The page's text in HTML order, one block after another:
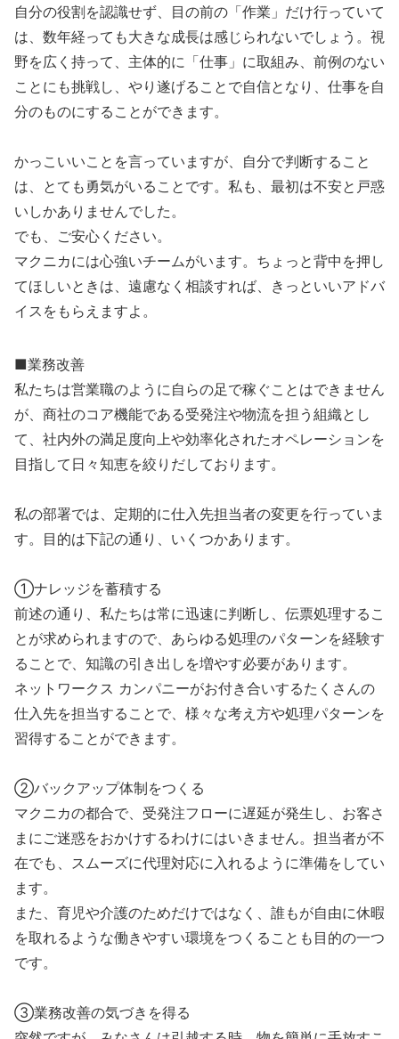
自分の役割を認識せず、目の前の「作業」だけ行っていて
は、数年経っても大きな成長は感じられないでしょう。視
野を広く持って、主体的に「仕事」に取組み、前例のない
ことにも挑戦し、やり遂げることで自信となり、仕事を自
分のものにすることができます。
かっこいいことを言っていますが、自分で判断すること
は、とても勇気がいることです。私も、最初は不安と戸惑
いしかありませんでした。
でも、ご安心ください。
マクニカには心強いチームがいます。ちょっと背中を押し
てほしいときは、遠慮なく相談すれば、きっといいアドバ
イスをもらえますよ。
■業務改善
私たちは営業職のように自らの足で稼ぐことはできません
が、商社のコア機能である受発注や物流を担う組織とし
て、社内外の満足度向上や効率化されたオペレーションを
目指して日々知恵を絞りだしております。
私の部署では、定期的に仕入先担当者の変更を行っていま
す。目的は下記の通り、いくつかあります。
①ナレッジを蓄積する
前述の通り、私たちは常に迅速に判断し、伝票処理するこ
とが求められますので、あらゆる処理のパターンを経験す
ることで、知識の引き出しを増やす必要があります。
ネットワークス カンパニーがお付き合いするたくさんの
仕入先を担当することで、様々な考え方や処理パターンを
習得することができます。
②バックアップ体制をつくる
マクニカの都合で、受発注フローに遅延が発生し、お客さ
まにご迷惑をおかけするわけにはいきません。担当者が不
在でも、スムーズに代理対応に入れるように準備をしてい
ます。
また、育児や介護のためだけではなく、誰もが自由に休暇
を取れるような働きやすい環境をつくることも目的の一つ
です。
③業務改善の気づきを得る